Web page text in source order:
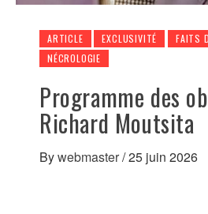
ARTICLE EXCLUSIVITÉ FAITS
NÉCROLOGIE
Programme des
Richard Moutsita
Bywebmaster/25 juin 2026